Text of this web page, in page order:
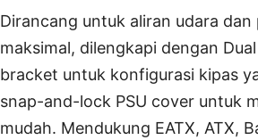
Dirancang untuk aliran udara
maksimal, dilengkapi dengan
bracket untuk konfigurasi kipas
snap-and-lock PSU cover untuk
mudah. Mendukung EATX, ATX,